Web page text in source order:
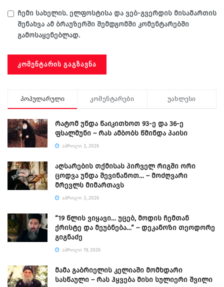
ჩემი სახელის. ელფოსტისა და ვებ-გვერდის მისამართის
შენახვა ამ ბრაუზერში შემდგომში კომენტარებში
გამოსაყენებლად.
პოპულარული კომენტარები უახლესი
რატომ უნდა წაიკითხოთ 93-ე და 36-ე
ფსალმუნი – რას ამბობს წმინდა პაისი
ᲐᲞᲠᲘᲚᲘ 3, 2026
აღსარების თქმისას პირველ რიგში ორი
ცოდვა უნდა შევინანოთ… – მოძღვარი
მრევლს მიმართავს
ᲐᲞᲠᲘᲚᲘ 3, 2026
“19 წლის ვიყავი… უცებ, მოდის ჩემთან
ქრისტე და მეუბნება…“ – დეკანოზი თეოდორე
გიგნაძე
ᲐᲞᲠᲘᲚᲘ 19, 2026
მამა გაბრიელის კელიაში მომხდარი
სასწაული – რას ჰყვება მისი სულიერი შვილი